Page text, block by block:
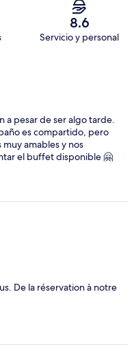
8.6
Servicio y personal
a pesar de ser algo tarde.
es compartido, pero
amables y nos
el buffet disponible 🤗
De la réservation à notre